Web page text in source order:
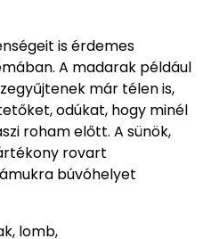
is érdemes
A madarak például
már télen is,
odúkat, hogy minél
roham előtt. A sünök,
rovart
búvóhelyet
lomb,